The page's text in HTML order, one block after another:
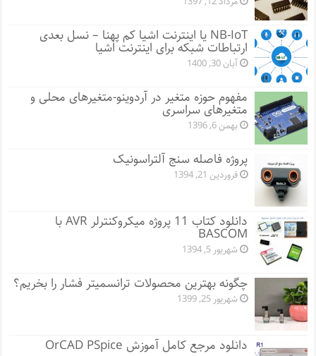
NB-IoT یا اینترنت اشیا کم پهنا – نسل بعدی
ارتباطات شبکه برای اینترنت اشیا
آبان 30, 1400
مفهوم حوزه متغیر در آردوینو-متغیرهای محلی و
متغیرهای سراسری
بهمن 6, 1396
پروژه فاصله سنج آلتراسونیک
فروردین 21, 1394
دانلود کتاب 11 پروژه میکروکنترلر AVR با
BASCOM
شهریور 5, 1394
چگونه بهترین محصولات ترانسمیتر فشار را بخریم؟
شهریور 25, 1399
دانلود مرجع کامل آموزش OrCAD PSpice